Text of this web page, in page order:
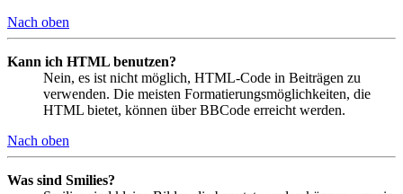
Nach oben
Kann ich HTML benutzen?
Nein, es ist nicht möglich, HTML-Code in Beiträgen zu
verwenden. Die meisten Formatierungsmöglichkeiten, die
HTML bietet, können über BBCode erreicht werden.
Nach oben
Was sind Smilies?